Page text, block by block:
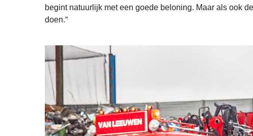
begint natuurlijk met een goede beloning. Maar als ook
doen.“